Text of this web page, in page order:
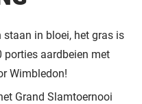
staan in bloei, het gras is
porties aardbeien met
Wimbledon!
Grand Slamtoernooi